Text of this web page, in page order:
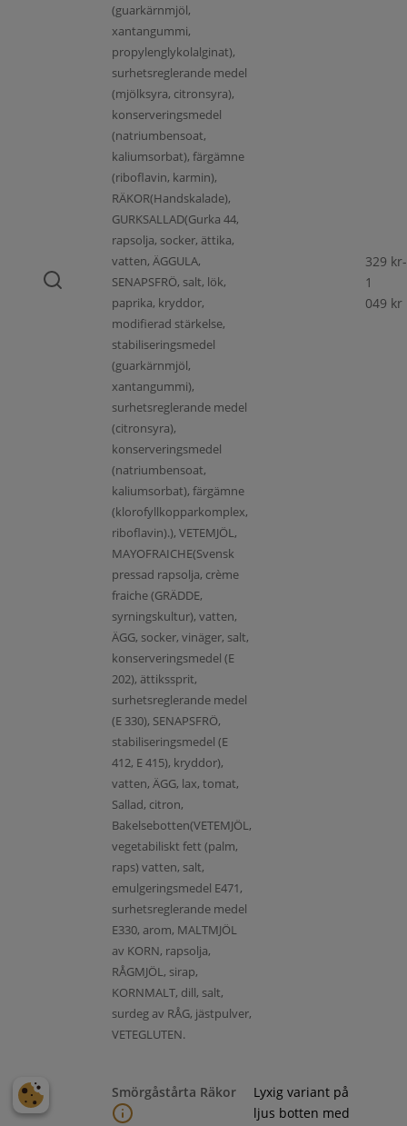
(guarkärnmjöl,
xantangummi,
propylenglykolalginat),
surhetsreglerande medel
(mjölksyra, citronsyra),
konserveringsmedel
(natriumbensoat,
kaliumsorbat), färgämne
(riboflavin, karmin),
RÄKOR(Handskalade),
GURKSALLAD(Gurka 44,
rapsolja, socker, ättika,
vatten, ÄGGULA,
SENAPSFRÖ, salt, lök,
paprika, kryddor,
modifierad stärkelse,
stabiliseringsmedel
(guarkärnmjöl,
xantangummi),
surhetsreglerande medel
(citronsyra),
konserveringsmedel
(natriumbensoat,
kaliumsorbat), färgämne
(klorofyllkopparkomplex,
riboflavin).), VETEMJÖL,
MAYOFRAICHE(Svensk
pressad rapsolja, crème
fraiche (GRÄDDE,
syrningskultur), vatten,
ÄGG, socker, vinäger, salt,
konserveringsmedel (E
202), ättikssprit,
surhetsreglerande medel
(E 330), SENAPSFRÖ,
stabiliseringsmedel (E
412, E 415), kryddor),
vatten, ÄGG, lax, tomat,
Sallad, citron,
Bakelsebotten(VETEMJÖL,
vegetabiliskt fett (palm,
raps) vatten, salt,
emulgeringsmedel E471,
surhetsreglerande medel
E330, arom, MALTMJÖL
av KORN, rapsolja,
RÅGMJÖL, sirap,
KORNMALT, dill, salt,
surdeg av RÅG, jästpulver,
VETEGLUTEN.
329 kr-
1
049 kr
Smörgåstårta Räkor
Lyxig variant på
ljus botten med